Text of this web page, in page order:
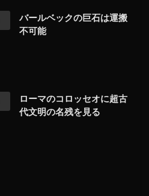
バールベックの巨石は運搬
不可能
ローマのコロッセオに超古
代文明の名残を見る